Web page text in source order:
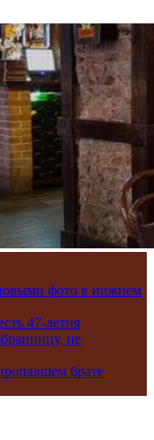
фото в нижнем
47-летия
не
брате